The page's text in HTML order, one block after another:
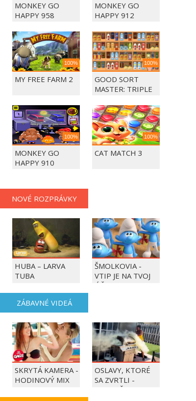
MONKEY GO
HAPPY 958
MONKEY GO
HAPPY 912
100%
MY FREE FARM 2
100%
GOOD SORT
MASTER: TRIPLE
100%
MONKEY GO
HAPPY 910
100%
CAT MATCH 3
NOVÉ ROZPRÁVKY
HUBA – LARVA
TUBA
ŠMOLKOVIA -
VTIP JE NA TVOJ
ÚČET
ZÁBAVNÉ VIDEÁ
SKRYTÁ KAMERA -
HODINOVÝ MIX
OSLAVY, KTORÉ
SA ZVRTLI -
NAJLEPŠIE